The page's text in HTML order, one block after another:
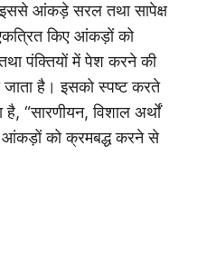
इससे आंकड़े सरल तथा सापेक्ष
किए आंकड़ों को
पंक्तियों में पेश करने की
जाता है। इसको स्पष्ट करते
“सारणीयन, विशाल अर्थों
आंकड़ों को क्रमबद्ध करने से